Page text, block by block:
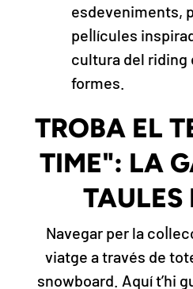
esdeveniments,
pel·lícules
cultura del riding
formes.
TROBA EL
TIME": LA
TAULES
Navegar per la
viatge a través de
snowboard. Aquí t’hi